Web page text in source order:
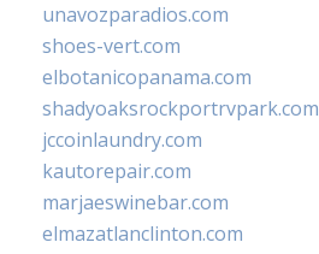
unavozparadios.com
shoes-vert.com
elbotanicopanama.com
shadyoaksrockportrvpark.com
jccoinlaundry.com
kautorepair.com
marjaeswinebar.com
elmazatlanclinton.com